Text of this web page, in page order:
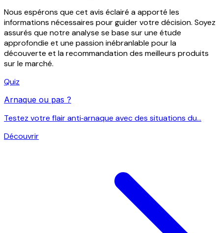
Nous espérons que cet avis éclairé a apporté les
informations nécessaires pour guider votre décision. Soyez
assurés que notre analyse se base sur une étude
approfondie et une passion inébranlable pour la
découverte et la recommandation des meilleurs produits
sur le marché.
Quiz
Arnaque ou pas ?
Testez votre flair anti‑arnaque avec des situations du...
Découvrir